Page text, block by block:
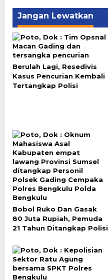
Jangan Lewatkan
Berulah Lagi, Resedivis
Kasus Pencurian Kembali
Tertangkap Polisi
Bobol Ruko Dan Gasak
80 Juta Rupiah, Pemuda
21 Tahun Ditangkap Polisi